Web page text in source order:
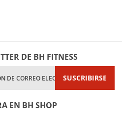
DE BH FITNESS
SUSCRIBIRSE
EN BH SHOP